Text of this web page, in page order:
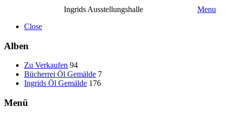
Ingrids Ausstellungshalle
Menu
Close
Alben
Zu Verkaufen 94
Bücherrei Öl Gemälde 7
Ingrids Öl Gemälde 176
Menü